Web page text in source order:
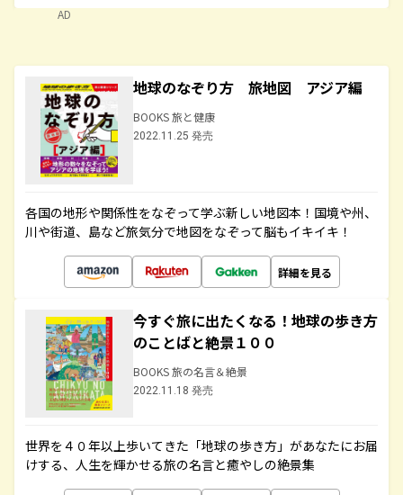
AD
地球のなぞり方 旅地図 アジア編
BOOKS 旅と健康
2022.11.25 発売
各国の地形や関係性をなぞって学ぶ新しい地図本！国境や州、
川や街道、島など旅気分で地図をなぞって脳もイキイキ！
詳細を見る
今すぐ旅に出たくなる！地球の歩き方
のことばと絶景１００
BOOKS 旅の名言＆絶景
2022.11.18 発売
世界を４０年以上歩いてきた「地球の歩き方」があなたにお届
けする、人生を輝かせる旅の名言と癒やしの絶景集